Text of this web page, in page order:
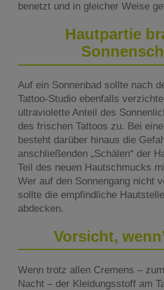
benetzt und in gleicher Weise
Hautpartie
Auf ein Sonnenbad sollte nach
Tattoo-Studio ebenfalls
ultraviolette Anteil des
des frischen Tattoos zu. Bei
besteht darüber hinaus die
anschließenden „Schälen“ der
Teil des neuen Hautschmucks
Wer auf den Sonnengang nicht
sollte die empfindliche
abdecken.
Vorsicht,
Wenn trotz allen Cremens –
Nacht – der Kleidungsstoff am